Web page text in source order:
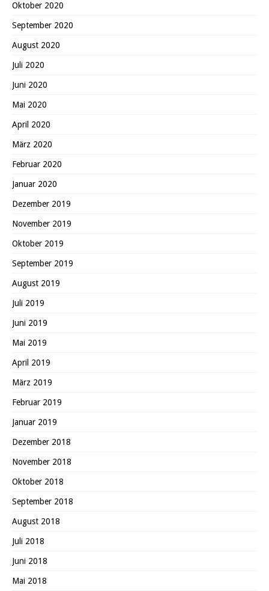
Oktober 2020
September 2020
August 2020
Juli 2020
Juni 2020
Mai 2020
April 2020
März 2020
Februar 2020
Januar 2020
Dezember 2019
November 2019
Oktober 2019
September 2019
August 2019
Juli 2019
Juni 2019
Mai 2019
April 2019
März 2019
Februar 2019
Januar 2019
Dezember 2018
November 2018
Oktober 2018
September 2018
August 2018
Juli 2018
Juni 2018
Mai 2018